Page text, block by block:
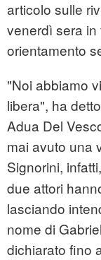
articolo sulle
venerdì sera
orientamento
"Noi abbiamo
libera", ha
Adua Del
mai avuto una
Signorini,
due attori
lasciando
nome di
dichiarato fino